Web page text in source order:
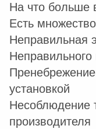
На что больше
Есть
Неправильная
установкой
Несоблюдение
производителя